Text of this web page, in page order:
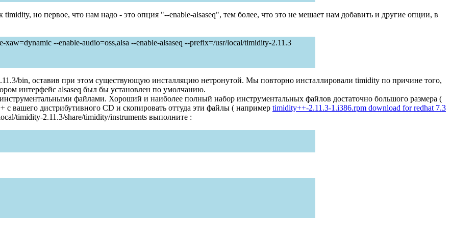
но первое, что нам надо - это опция "--enable-alsaseq", тем более, что это не мешает нам добавить и другие опции, в
xaw=dynamic --enable-audio=oss,alsa --enable-alsaseq --prefix=/usr/local/timidity-2.11.3
bin, оставив при этом существующую инсталляцию нетронутой. Мы повторно инсталлировали timidity по причине того,
интерфейс alsaseq был бы установлен по умолчанию.
файлами. Хороший и наиболее полный набор инструментальных файлов достаточно большого размера (
вашего дистрибутивного CD и скопировать оттуда эти файлы ( например timidity++-2.11.3-1.i386.rpm download for redhat 7.3
timidity-2.11.3/share/timidity/instruments выполните :